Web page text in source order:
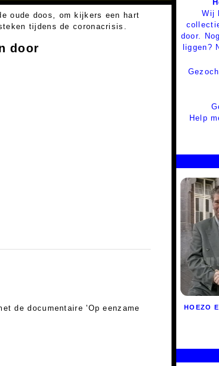
oude doos, om kijkers een hart
tijdens de coronacrisis.
door
de documentaire 'Op eenzame
Wij
door.
liggen?
Help
HOEZO